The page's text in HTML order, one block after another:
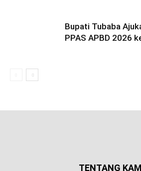
Bupati Tubaba
PPAS APBD 2026
TENTANG